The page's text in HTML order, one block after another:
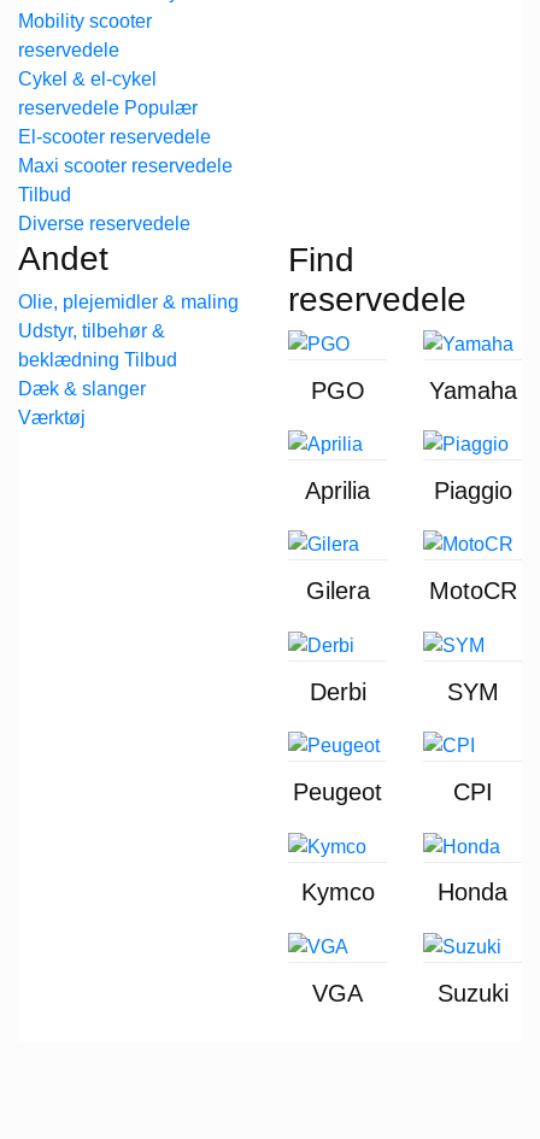
Mobility scooter
reservedele
Cykel & el-cykel
reservedele
El-scooter reservedele
Maxi scooter reservedele
Diverse reservedele
Andet
Olie, plejemidler & maling
Udstyr, tilbehør &
beklædning
Dæk & slanger
Værktøj
Find
reservedele
PGO Yamaha
Aprilia Piaggio
Gilera MotoCR
Derbi SYM
Peugeot CPI
Kymco Honda
VGA Suzuki